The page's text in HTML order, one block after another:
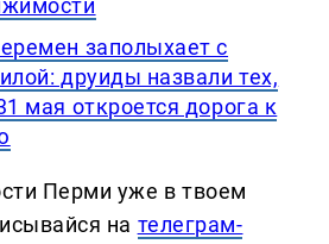
заполыхает с
друиды назвали тех,
мая откроется дорога к
Перми уже в твоем
на телеграм-